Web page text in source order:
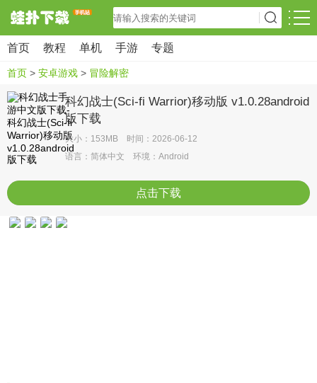
首页 教程 单机 手游 专题
首页 > 安卓游戏 > 冒险解密
科幻战士(Sci-fi Warrior)移动版 v1.0.28android
版下载
大小：153MB 时间：2026-06-12
语言：简体中文 环境：Android
点击下载